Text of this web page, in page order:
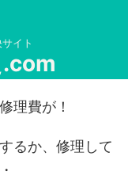
イト
理費が！
るか、修理して